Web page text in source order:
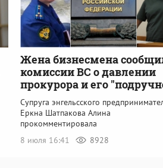
Жена бизнесмена
комиссии ВС о давлении
прокурора и его
Супруга энгельсского
Еркна Шатпакова Алина
прокомментировала
8 июля 16:41
8928